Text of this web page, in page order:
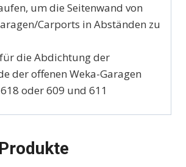
um die Seitenwand von
Carports in Abständen zu
die Abdichtung der
der offenen Weka-Garagen
oder 609 und 611